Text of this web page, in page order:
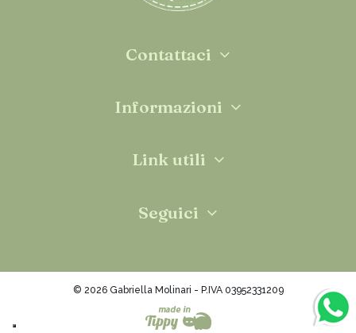
Contattaci
Informazioni
Link utili
Seguici
© 2026 Gabriella Molinari - P.IVA 03952331209